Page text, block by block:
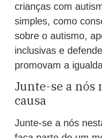
crianças com
simples, como
sobre o autismo,
inclusivas e
promovam a
Junte-se a nós
causa
Junte-se a nós